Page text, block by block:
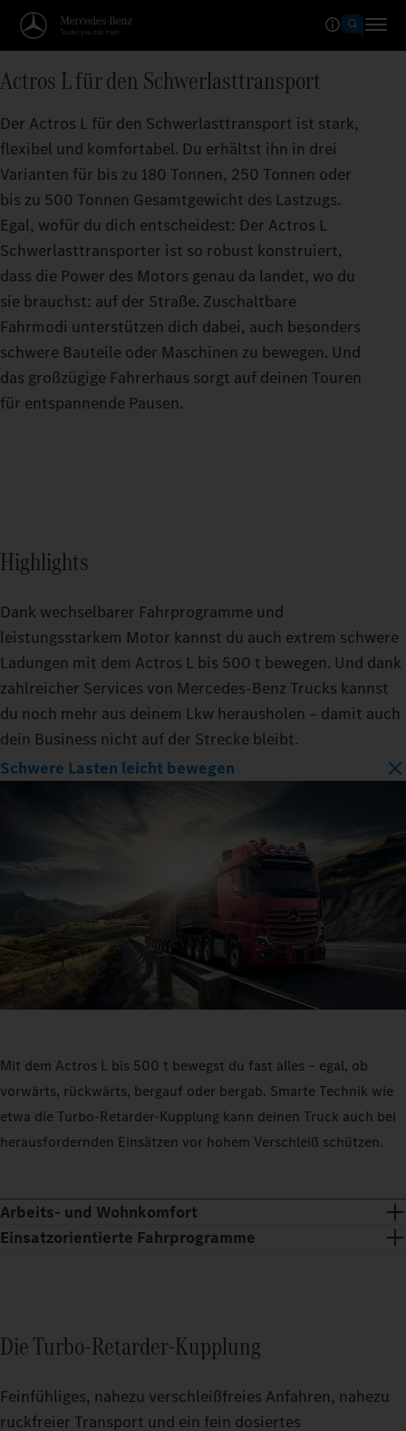
Actros L für den Schwerlasttransport
Der Actros L für den Schwerlasttransport ist stark,
flexibel und komfortabel. Du erhältst ihn in drei
Varianten für bis zu 180 Tonnen, 250 Tonnen oder
bis zu 500 Tonnen Gesamtgewicht des Lastzugs.
Egal, wofür du dich entscheidest: Der Actros L
Schwerlasttransporter ist so robust konstruiert,
dass die Power des Motors genau da landet, wo du
sie brauchst: auf der Straße. Zuschaltbare
Fahrmodi unterstützen dich dabei, auch besonders
schwere Bauteile oder Maschinen zu bewegen. Und
das großzügige Fahrerhaus sorgt auf deinen Touren
für entspannende Pausen.
Highlights
Dank wechselbarer Fahrprogramme und
leistungsstarkem Motor kannst du auch extrem schwere
Ladungen mit dem Actros L bis 500 t bewegen. Und dank
zahlreicher Services von Mercedes‑Benz Trucks kannst
du noch mehr aus deinem Lkw herausholen – damit auch
dein Business nicht auf der Strecke bleibt.
Schwere Lasten leicht bewegen
Mit dem Actros L bis 500 t bewegst du fast alles – egal, ob
vorwärts, rückwärts, bergauf oder bergab. Smarte Technik wie
etwa die Turbo-Retarder-Kupplung kann deinen Truck auch bei
herausfordernden Einsätzen vor hohem Verschleiß schützen.
Arbeits- und Wohnkomfort
Einsatzorientierte Fahrprogramme
Die Turbo-Retarder-Kupplung
Feinfühliges, nahezu verschleißfreies Anfahren, nahezu
ruckfreier Transport und ein fein dosiertes